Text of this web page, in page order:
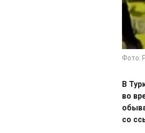
Фото:
В
во
со